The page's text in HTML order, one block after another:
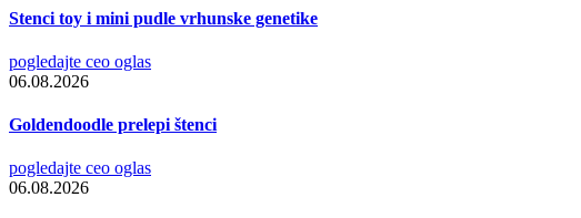
Stenci toy i mini pudle vrhunske genetike
pogledajte ceo oglas
06.08.2026
Goldendoodle prelepi štenci
pogledajte ceo oglas
06.08.2026